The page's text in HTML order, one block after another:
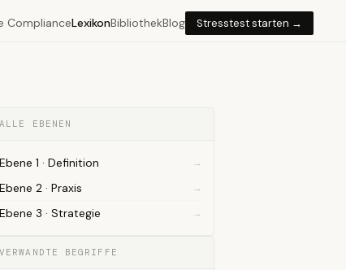
ComplianceLexikonBibliothekBlog Stresstest starten →
ALLE EBENEN
Ebene 1 · Definition
Ebene 2 · Praxis
Ebene 3 · Strategie
VERWANDTE BEGRIFFE